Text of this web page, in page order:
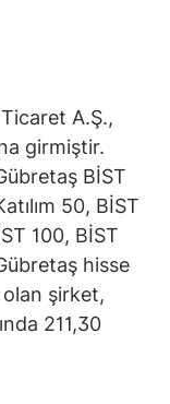
A.Ş.,
girmiştir.
BİST
50, BİST
100, BİST
hisse
şirket,
211,30